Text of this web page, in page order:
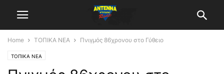
Home ΤΟΠΙΚΑ ΝΕΑ Πνιγμός 86χρονου στο Γύθειο
ΤΟΠΙΚΑ ΝΕΑ